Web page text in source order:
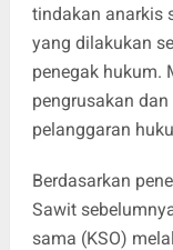
tindakan anarkis
yang dilakukan
penegak hukum.
pengrusakan
pelanggaran
Berdasarkan
Sawit
sama (KSO)